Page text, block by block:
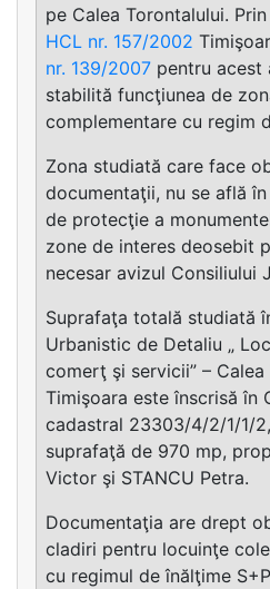
pe Calea Torontalului.
HCL nr. 157/2002
nr. 139/2007 pentru acest
stabilită funcţiunea de
complementare cu regim
Zona studiată care face
documentaţii, nu se află
de protecţie a
zone de interes deosebit
necesar avizul Consiliului
Suprafaţa totală studiată
Urbanistic de Detaliu „
comerţ şi servicii” –
Timişoara este înscrisă în
cadastral 23303/4/2/1/1/
suprafaţă de 970 mp,
Victor şi STANCU Petra.
Documentaţia are drept
cladiri pentru locuinţe
cu regimul de înălţime